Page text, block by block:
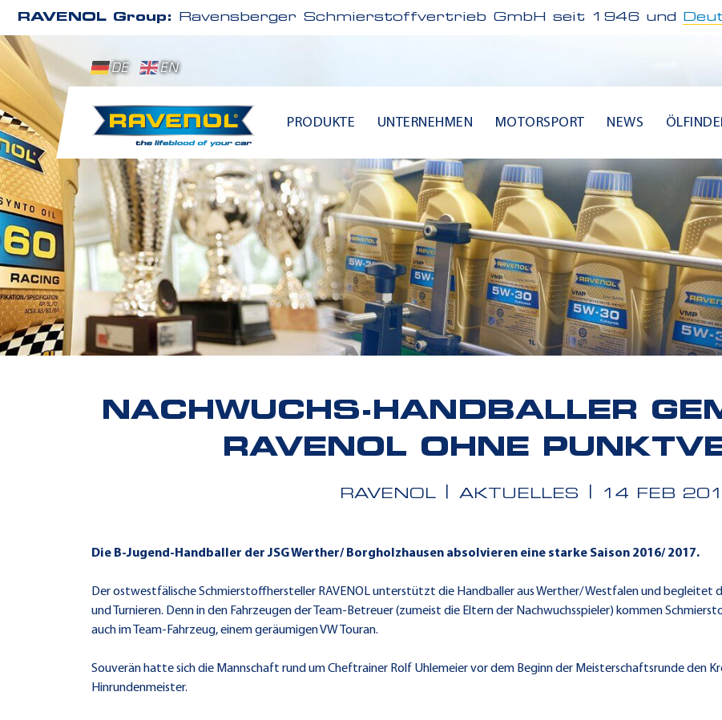
RAVENOL Group: Ravensberger Schmierstoffvertrieb GmbH seit 1946 und
DE EN
PRODUKTE UNTERNEHMEN MOTORSPORT NEWS
NACHWUCHS-HANDBALLER
RAVENOL OHNE
RAVENOL AKTUELLES 14 FEB
Die B-Jugend-Handballer der JSG Werther/ Borgholzhausen absolvieren eine starke Saison 2016/ 2017.
Der ostwestfälische Schmierstoffhersteller RAVENOL unterstützt die Handballer aus Werther/ Westfalen und begleitet
und Turnieren. Denn in den Fahrzeugen der Team-Betreuer (zumeist die Eltern der Nachwuchsspieler) kommen
auch im Team-Fahrzeug, einem geräumigen VW Touran.
Souverän hatte sich die Mannschaft rund um Cheftrainer Rolf Uhlemeier vor dem Beginn der Meisterschaftsrunde den
Hinrundenmeister.